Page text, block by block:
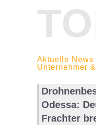
Aktuelle News
Unternehmer
Odessa:
Frachter